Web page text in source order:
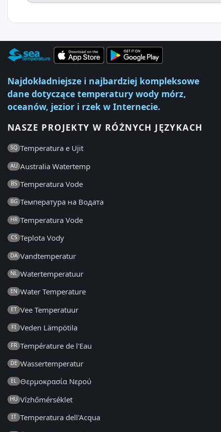
Najdokładniejsze i najbardziej kompleksowe
dane dotyczące temperatury wody mórz,
oceanów, jezior i rzek w Internecie.
NASZE PROJEKTY W RÓŻNYCH JĘZYKACH
SQ Temperatura e Ujit
AU Australia Watertemp
BS Temperatura Vode
BG Температура на Водата
HR Temperatura Vode
CS Teplota Vody
DA Vandtemperatur
NL Watertemperatuur
EN Water Temperature
ET Vee Temperatuur
FI Veden Lämpötila
FR Température de l'Eau
DE Wassertemperatur
EL Θερμοκρασία Νερού
HU Vízhőmérséklet
IT Temperatura dell'Acqua